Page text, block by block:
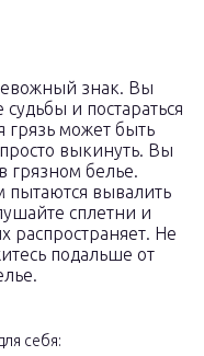
знак. Вы
и постараться
грязь может быть
выкинуть. Вы
грязном белье.
пытаются вывалить
сплетни и
распространяет. Не
подальше от
себя: